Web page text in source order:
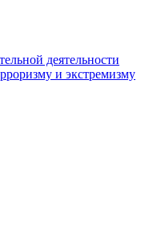
деятельности
и экстремизму